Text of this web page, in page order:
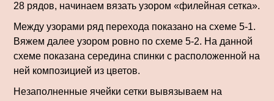
28 рядов, начинаем вязать узором «филейная сет­ка».
Между узорами ряд перехода показано на схеме 5-1.
Вяжем далее узором ровно по схеме 5-2. На данной
схеме показана середина спинки с расположенной на
ней композицией из цветов.
Незаполненные ячейки сетки вывязыва­ем на